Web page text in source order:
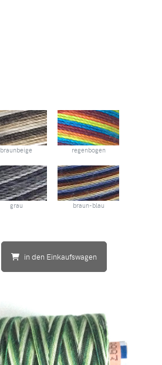
braunbeige regenbogen
grau braun-blau
in den Einkaufswagen